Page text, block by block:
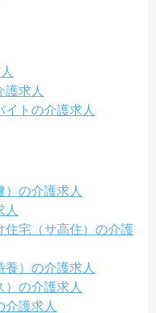
護求人
トの介護求人
の介護求人
人
住宅（サ高住）の介護
）の介護求人
の介護求人
介護求人